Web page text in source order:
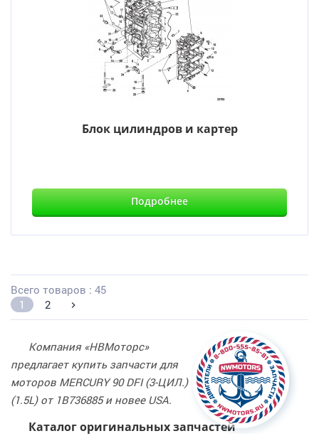
Блок цилиндров и картер
Подробнее
Всего товаров : 45
1
2
Компания «НВМоторс»
предлагает купить запчасти для
моторов MERCURY 90 DFI (3-ЦИЛ.)
(1.5L) от 1B736885 и новее USA.
Каталог оригинальных запчастей